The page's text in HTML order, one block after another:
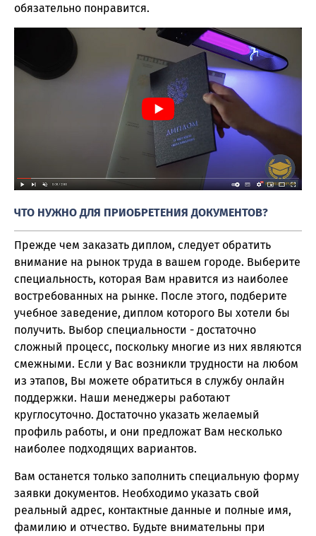
обязательно понравится.
ЧТО НУЖНО ДЛЯ ПРИОБРЕТЕНИЯ ДОКУМЕНТОВ?
Прежде чем заказать диплом, следует обратить
внимание на рынок труда в вашем городе. Выберите
специальность, которая Вам нравится из наиболее
востребованных на рынке. После этого, подберите
учебное заведение, диплом которого Вы хотели бы
получить. Выбор специальности - достаточно
сложный процесс, поскольку многие из них являются
смежными. Если у Вас возникли трудности на любом
из этапов, Вы можете обратиться в службу онлайн
поддержки. Наши менеджеры работают
круглосуточно. Достаточно указать желаемый
профиль работы, и они предложат Вам несколько
наиболее подходящих вариантов.
Вам останется только заполнить специальную форму
заявки документов. Необходимо указать свой
реальный адрес, контактные данные и полные имя,
фамилию и отчество. Будьте внимательны при